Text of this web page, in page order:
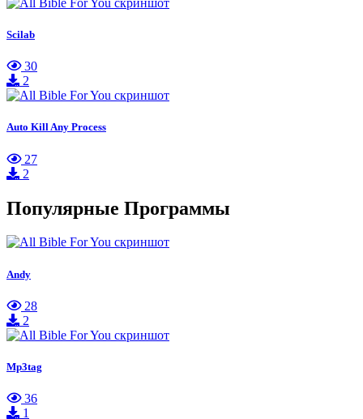
Scilab
30
2
Auto Kill Any Process
27
2
Популярные Программы
Andy
28
2
Mp3tag
36
1